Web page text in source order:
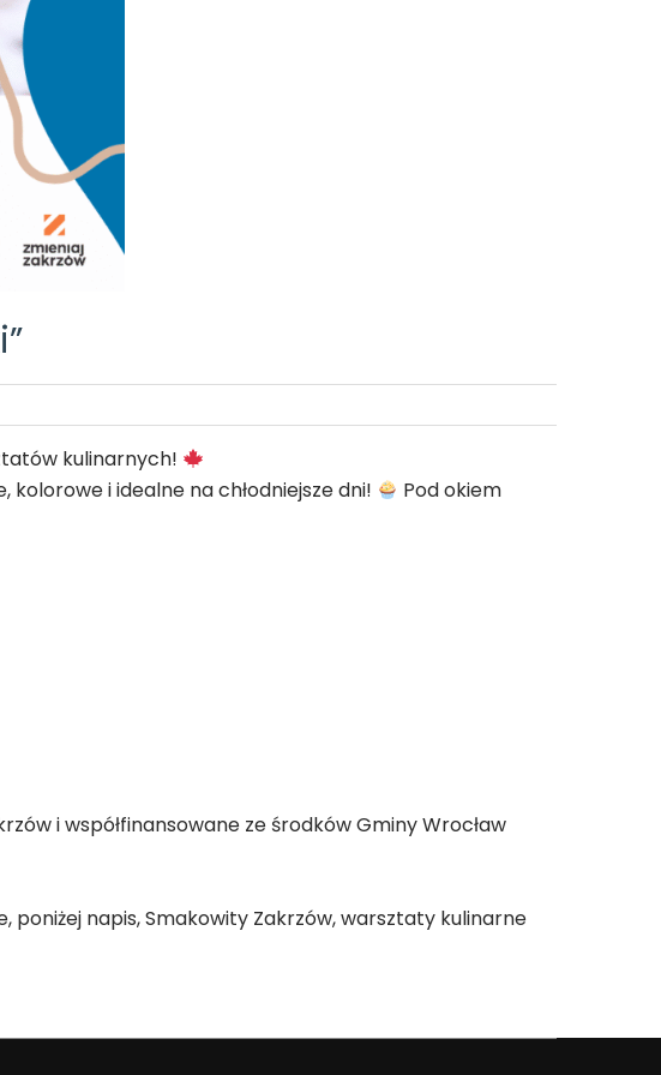
kulinarnych!
i idealne na chłodniejsze dni!
Pod okiem
i współfinansowane ze środków Gminy Wrocław
napis, Smakowity Zakrzów, warsztaty kulinarne